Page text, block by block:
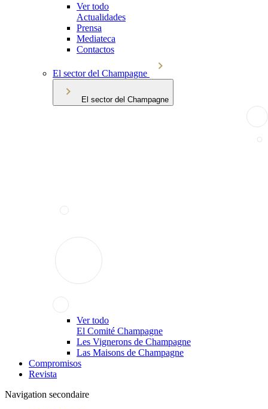
Ver todo
Actualidades
Prensa
Mediateca
Contactos
El sector del Champagne
El sector del Champagne
Ver todo
El Comité Champagne
Les Vignerons de Champagne
Las Maisons de Champagne
Compromisos
Revista
Navigation secondaire